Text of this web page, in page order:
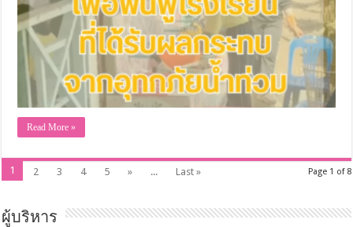
Read More »
Page 1 of 8
1 2 3 4 5 » ... Last »
ผู้บริหาร